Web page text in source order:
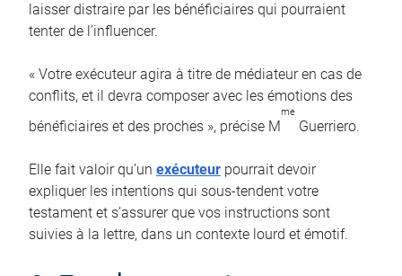
laisser distraire par les bénéficiaires qui pourraient
tenter de l’influencer.
« Votre exécuteur agira à titre de médiateur en cas de
conflits, et il devra composer avec les émotions des
bénéficiaires et des proches », précise M
me
Guerriero.
Elle fait valoir qu’un exécuteur pourrait devoir
expliquer les intentions qui sous-tendent votre
testament et s’assurer que vos instructions sont
suivies à la lettre, dans un contexte lourd et émotif.